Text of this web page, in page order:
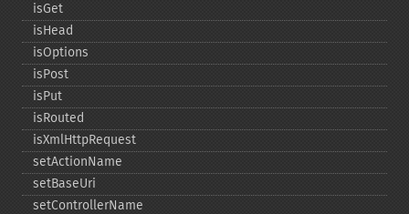
isGet
isHead
isOptions
isPost
isPut
isRouted
isXmlHttpRequest
setActionName
setBaseUri
setControllerName